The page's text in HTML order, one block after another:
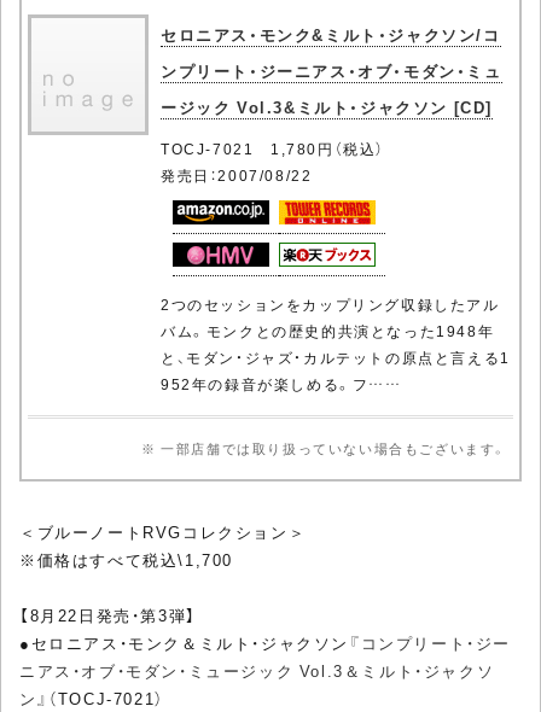
セロニアス・モンク&ミルト・ジャクソン/コ
ンプリート・ジーニアス・オブ・モダン・ミュ
ージック Vol.3&ミルト・ジャクソン [CD]
TOCJ-7021 1,780円（税込）
発売日：2007/08/22
2つのセッションをカップリング収録したアル
バム。モンクとの歴史的共演となった1948年
と、モダン・ジャズ・カルテットの原点と言える1
952年の録音が楽しめる。フ……
※ 一部店舗では取り扱っていない場合もございます。
＜ブルーノートRVGコレクション＞
※価格はすべて税込\1,700
【8月22日発売・第3弾】
●セロニアス・モンク＆ミルト・ジャクソン 『コンプリート・ジー
ニアス・オブ・モダン・ミュージック Vol.3＆ミルト・ジャクソ
ン』 （TOCJ-7021）